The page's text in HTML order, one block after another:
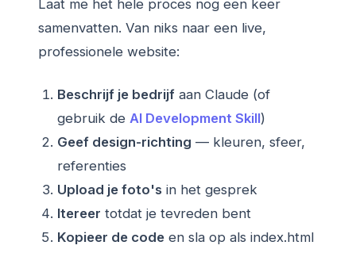
Laat me het hele proces nog een keer
samenvatten. Van niks naar een live,
professionele website:
Beschrijf je bedrijf aan Claude (of
gebruik de AI Development Skill)
Geef design-richting — kleuren, sfeer,
referenties
Upload je foto's in het gesprek
Itereer totdat je tevreden bent
Kopieer de code en sla op als index.html